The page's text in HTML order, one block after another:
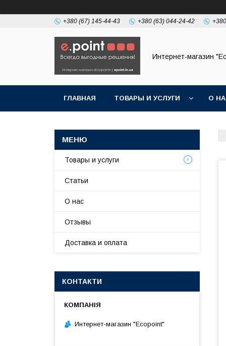
+380 (67) 145-44-43 +380 (63) 044-24-42
Интернет-магазин
ГЛАВНАЯ ТОВАРЫ И УСЛУГИ О
Товары и услуги
Статьи
О нас
Отзывы
Доставка и оплата
КОНТАКТИ
Интернет-магазин "Ecopoint"